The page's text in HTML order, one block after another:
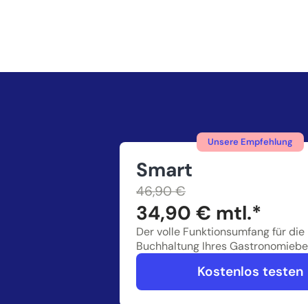
Unsere Empfehlung
Smart
46,90 €
34,90 € mtl.*
Der volle Funktionsumfang für die
Buchhaltung Ihres
Kostenlos testen